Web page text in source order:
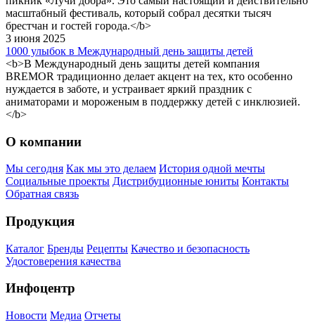
масштабный фестиваль, который собрал десятки тысяч
брестчан и гостей города.</b>
3 июня 2025
1000 улыбок в Международный день защиты детей
<b>В Международный день защиты детей компания
BREMOR традиционно делает акцент на тех, кто особенно
нуждается в заботе, и устраивает яркий праздник с
аниматорами и мороженым в поддержку детей с инклюзией.
</b>
О компании
Мы сегодня Как мы это делаем История одной мечты
Социальные проекты Дистрибуционные юниты Контакты
Обратная связь
Продукция
Каталог Бренды Рецепты Качество и безопасность
Удостоверения качества
Инфоцентр
Новости Медиа Отчеты